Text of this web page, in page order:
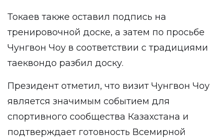
Токаев также оставил подпись на
тренировочной доске, а затем по просьбе
Чунгвон Чоу в соответствии с традициями
таеквондо разбил доску.
Президент отметил, что визит Чунгвон Чоу
является значимым событием для
спортивного сообщества Казахстана и
подтверждает готовность Всемирной